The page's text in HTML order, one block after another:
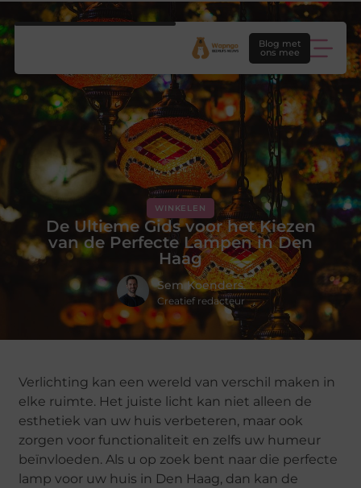
Blog met
ons mee
WINKELEN
De Ultieme Gids voor het Kiezen
van de Perfecte Lampen in Den
Haag
Sem Koenders
Creatief redacteur
Verlichting kan een wereld van verschil maken in
elke ruimte. Het juiste licht kan niet alleen de
esthetiek van uw huis verbeteren, maar ook
zorgen voor functionaliteit en zelfs uw humeur
beïnvloeden. Als u op zoek bent naar die perfecte
lamp voor uw huis in Den Haag, dan kan de